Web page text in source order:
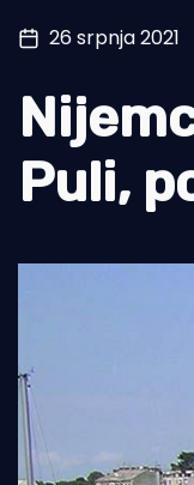
Ribolov
Tradicija i kultura
26 srpnja 2021
Puli,